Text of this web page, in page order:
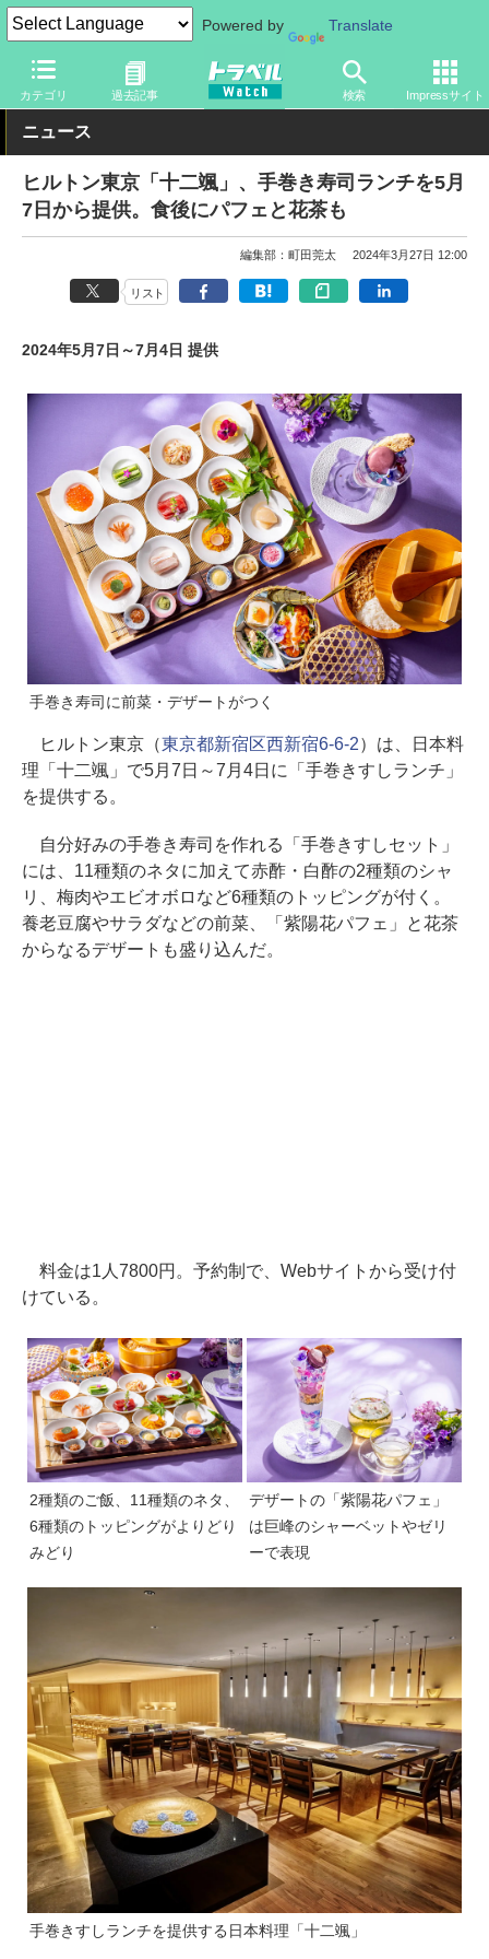
Powered by Translate
カテゴリ 過去記事 検索 Impressサイト
トラベル Watch 旅の情報 ホテル・旅館 その他
ニュース
ヒルトン東京「十二颯」、手巻き寿司ランチを5月
7日から提供。食後にパフェと花茶も
編集部：町田莞太 2024年3月27日 12:00
リスト
2024年5月7日～7月4日 提供
手巻き寿司に前菜・デザートがつく
ヒルトン東京（東京都新宿区西新宿6-6-2）は、日本料
理「十二颯」で5月7日～7月4日に「手巻きすしランチ」
を提供する。
自分好みの手巻き寿司を作れる「手巻きすしセット」
には、11種類のネタに加えて赤酢・白酢の2種類のシャ
リ、梅肉やエビオボロなど6種類のトッピングが付く。
養老豆腐やサラダなどの前菜、「紫陽花パフェ」と花茶
からなるデザートも盛り込んだ。
料金は1人7800円。予約制で、Webサイトから受け付
けている。
2種類のご飯、11種類のネタ、
6種類のトッピングがよりどり
みどり
デザートの「紫陽花パフェ」
は巨峰のシャーベットやゼリ
ーで表現
手巻きすしランチを提供する日本料理「十二颯」